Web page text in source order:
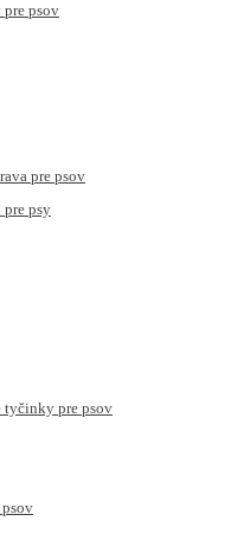
psov
pre psov
psy
tyčinky pre psov